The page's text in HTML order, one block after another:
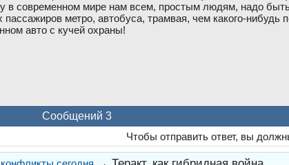
в современном мире нам всем, простым людям, надо
пассажиров метро, автобуса, трамвая, чем какого-нибудь
авто с кучей охраны!
Сообщений 3
Чтобы отправить ответ, вы